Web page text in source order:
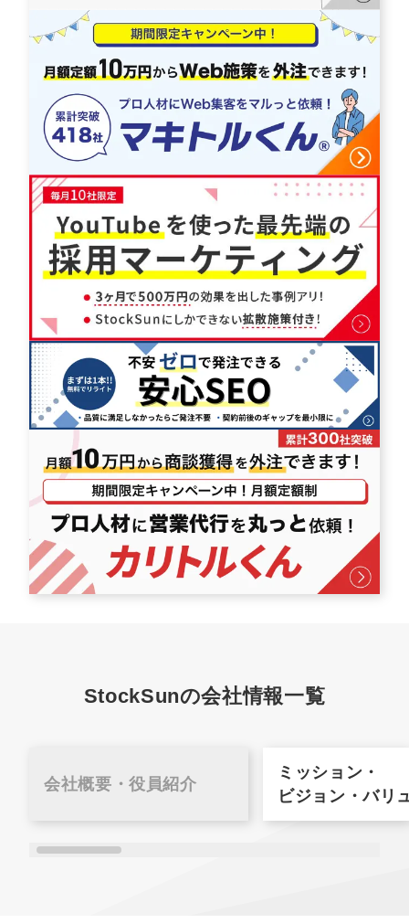
StockSunの会社情報一覧
会社概要・役員紹介
ミッション・
ビジョン・バリ